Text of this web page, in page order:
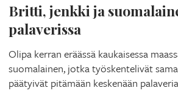
Britti, jenkki ja
palaverissa
Olipa kerran eräässä kaukaisessa
suomalainen, jotka työskentelivät
päätyivät pitämään keskenään